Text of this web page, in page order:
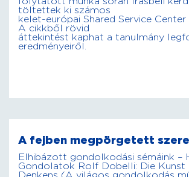
töltettek ki számos
kelet-európai Shared Service
A cikkből rövid
áttekintést kaphat a tanulmány
eredményeiről.
A fejben megpörgetett
Elhibázott gondolkodási sémáink –
Gondolatok Rolf Dobelli: Die Kunst